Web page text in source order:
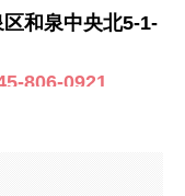
泉中央北5-1-
806-0921